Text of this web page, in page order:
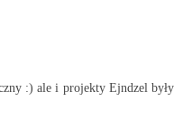
:) ale i projekty Ejndzel były